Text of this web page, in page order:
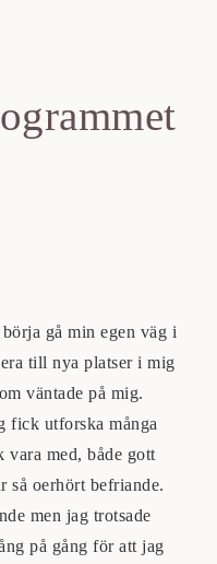
gå min egen väg i
till nya platser i mig
väntade på mig.
fick utforska många
med, både gott
så oerhört befriande.
men jag trotsade
på gång för att jag